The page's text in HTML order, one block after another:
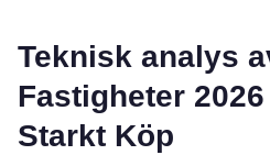
Teknisk analys
Fastigheter
Starkt Köp